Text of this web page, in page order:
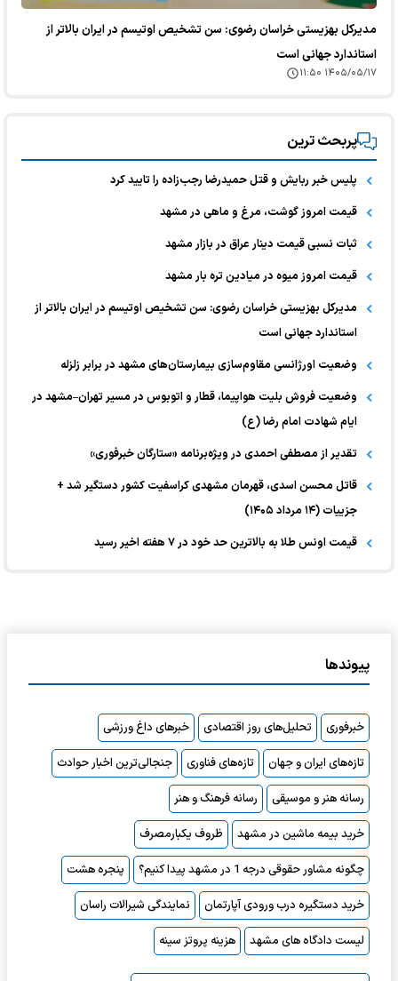
مدیرکل بهزیستی خراسان رضوی: سن تشخیص اوتیسم در ایران بالاتر از
استاندارد جهانی است
۱۴۰۵/۰۵/۱۷ ۱۱:۵۰
پربحث ترین
پلیس خبر ربایش و قتل حمیدرضا رجب‌زاده را تایید کرد
قیمت امروز گوشت، مرغ و ماهی در مشهد
ثبات نسبی قیمت دینار عراق در بازار مشهد
قیمت امروز میوه در میادین تره بار مشهد
مدیرکل بهزیستی خراسان رضوی: سن تشخیص اوتیسم در ایران بالاتر از
استاندارد جهانی است
وضعیت اورژانسی مقاوم‌سازی بیمارستان‌های مشهد در برابر زلزله
وضعیت فروش بلیت هواپیما، قطار و اتوبوس در مسیر تهران–مشهد در
ایام شهادت امام رضا (ع)
تقدیر از مصطفی احمدی در ویژه‌برنامه «ستارگان خبرفوری»
قاتل محسن اسدی، قهرمان مشهدی کراسفیت کشور دستگیر شد +
جزییات (۱۴ مرداد ۱۴۰۵)
قیمت اونس طلا به بالاترین حد خود در ۷ هفته اخیر رسید
پیوندها
خبرفوری تحلیل‌های روز اقتصادی
خبرهای داغ ورزشی
تازه‌های ایران و جهان
تازه‌های فناوری
جنجالی‌ترین اخبار حوادث
رسانه هنر و موسیقی
رسانه فرهنگ و هنر
خرید بیمه ماشین در مشهد
ظروف یکبارمصرف
چگونه مشاور حقوقی درجه 1 در مشهد پیدا کنیم؟
پنجره هشت
خرید دستگیره درب ورودی آپارتمان
نمایندگی شیرالات راسان
لیست دادگاه های مشهد
هزینه پروتز سینه